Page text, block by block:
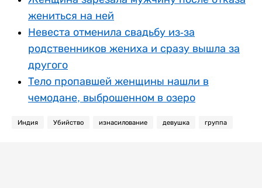
жениться на ней
Невеста отменила свадьбу из-за
родственников жениха и сразу вышла за
другого
Тело пропавшей женщины нашли в
чемодане, выброшенном в озеро
Индия Убийство изнасилование девушка группа